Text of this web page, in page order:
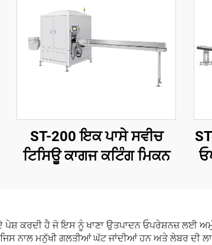
ST-200 ਇਕ ਪਾਸੇ ਸਵੀਚ
ਟਿਸਿਊ ਕਾਗਜ ਕਟਿੰਗ ਮਿਕਨ
ਕਰਦੀ ਹੈ ਜੋ ਇਸ ਨੂੰ ਖਾਣਾ ਉਤਪਾਦਨ ਓਪਰੇਸ਼ਨਜ਼ ਲਈ
ਜਿਸ ਨਾਲ ਮਨੁੱਖੀ ਗਲਤੀਆਂ ਘੱਟ ਜਾਂਦੀਆਂ ਹਨ ਅਤੇ ਲੇਬਰ ਦੀ